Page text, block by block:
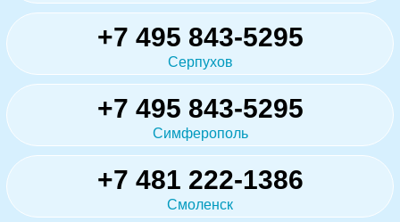
+7 495 843-5295
Серпухов
+7 495 843-5295
Симферополь
+7 481 222-1386
Смоленск